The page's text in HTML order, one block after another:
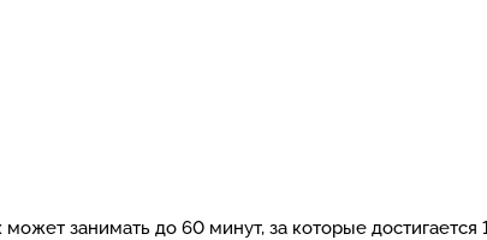
занимать до 60 минут, за которые